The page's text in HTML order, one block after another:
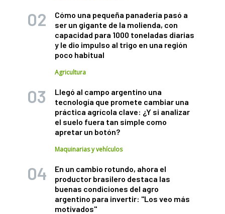
Cómo una pequeña panadería pasó a
ser un gigante de la molienda, con
capacidad para 1000 toneladas diarias
y le dio impulso al trigo en una región
poco habitual
Agricultura
Llegó al campo argentino una
tecnología que promete cambiar una
práctica agrícola clave: ¿Y si analizar
el suelo fuera tan simple como
apretar un botón?
Maquinarias y vehículos
En un cambio rotundo, ahora el
productor brasilero destaca las
buenas condiciones del agro
argentino para invertir: "Los veo más
motivados"